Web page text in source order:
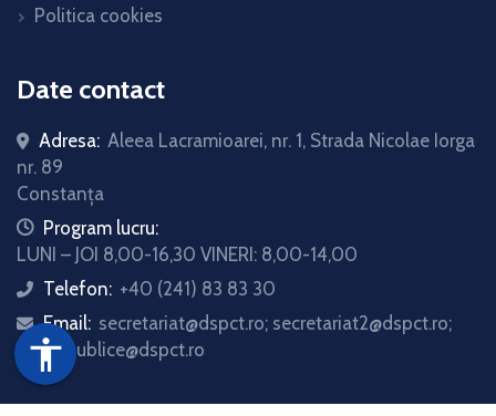
accessibility
Politica cookies
Date contact
Adresa: Aleea Lacramioarei, nr. 1, Strada Nicolae Iorga
nr. 89
Constanța
iconProgram lucru:
LUNI – JOI 8,00-16,30 VINERI: 8,00-14,00
icon
Telefon: +40 (241) 83 83 30
icon
Email: secretariat@dspct.ro; secretariat2@dspct.ro;
relatii.publice@dspct.ro